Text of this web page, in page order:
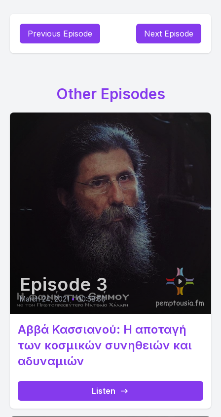
Previous Episode Next Episode
Other Episodes
Episode 3
March 24, 2021 • 00:58:50
Αββά Κασσιανού: Η αποταγή
των κοσμικών συνηθειών και
αδυναμιών
Listen